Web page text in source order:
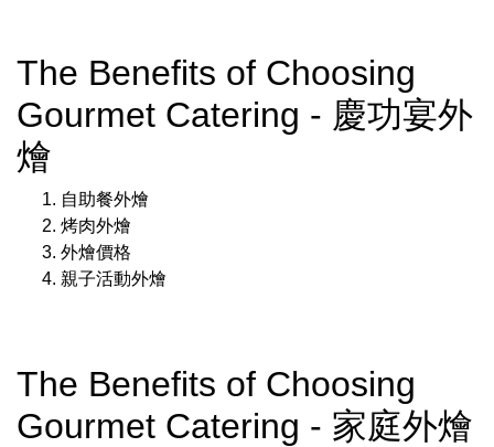
The Benefits of Choosing
Gourmet Catering - 慶功宴外
燴
自助餐外燴
烤肉外燴
外燴價格
親子活動外燴
The Benefits of Choosing
Gourmet Catering - 家庭外燴